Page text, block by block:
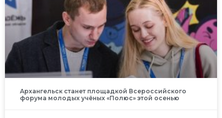
Архангельск станет площадкой Всероссийского
форума молодых учёных «Полюс» этой осенью